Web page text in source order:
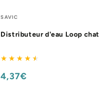
Loop
chat,
Fournisseur:
SAVIC
Distributeur d'eau Loop
Prix
4,37€